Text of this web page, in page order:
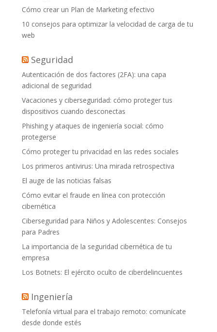
Cómo crear un Plan de Marketing efectivo
10 consejos para optimizar la velocidad de carga de tu
web
Seguridad
Autenticación de dos factores (2FA): una capa
adicional de seguridad
Vacaciones y ciberseguridad: cómo proteger tus
dispositivos cuando desconectas
Phishing y ataques de ingeniería social: cómo
protegerse
Cómo proteger tu privacidad en las redes sociales
Los primeros antivirus: Una mirada retrospectiva
El auge de las noticias falsas
Cómo evitar el fraude en línea con protección
cibernética
Ciberseguridad para Niños y Adolescentes: Consejos
para Padres
La importancia de la seguridad cibernética de tu
empresa
Los Botnets: El ejército oculto de ciberdelincuentes
Ingeniería
Telefonía virtual para el trabajo remoto: comunícate
desde donde estés